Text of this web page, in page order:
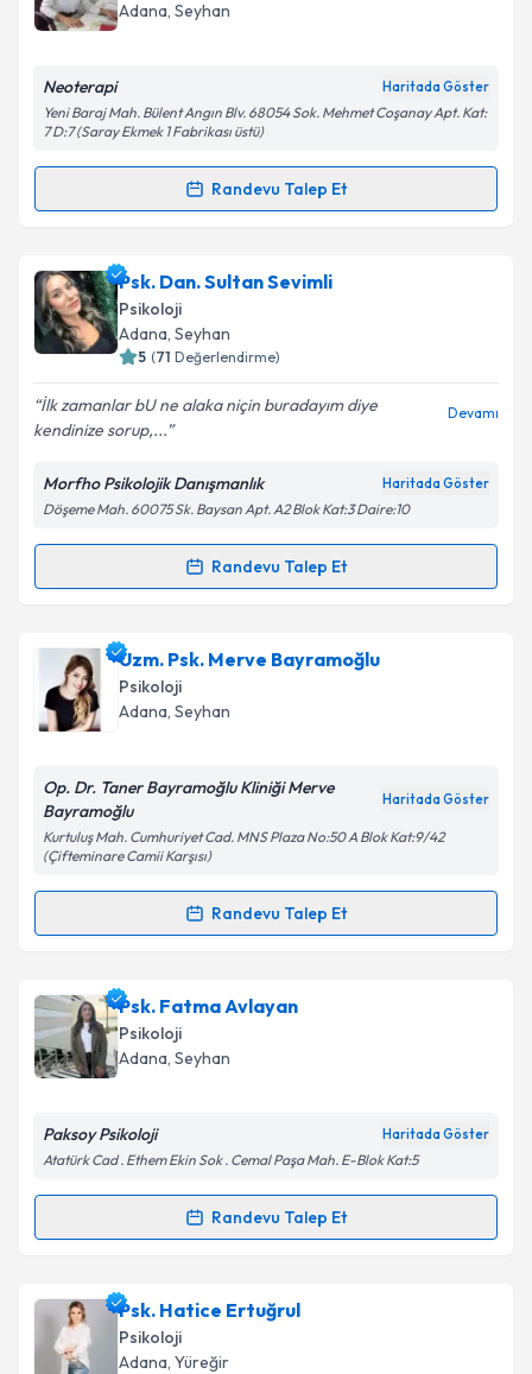
Kişisel verilerimin işlenmesine ilişkinAydınlatma
'ni okudum ve kişisel verilerimin belirtilen
kapsamda işlenmesini kabul ediyorum.
Takvim Talebini Gönder
Adana, Seyhan
Neoterapi Haritada Göster
Yeni Baraj Mah. Bülent Angın Blv. 68054 Sok. Mehmet Coşanay Apt. Kat:
7 D:7 (Saray Ekmek 1 Fabrikası üstü)
Randevu Talep Et
Randevu Takvimi Talebi
Uzm. Psk. Yasemin Kutlu Varan
talebi oluşturun. Size bu uzmandan randevu almanız
için bir takvim hazırlandığında e-posta ile
bilgilendireceğiz.
E-posta Adresiniz
Kişisel verilerimin işlenmesine ilişkinAydınlatma
Metni'ni okudum ve kişisel verilerimin belirtilen
kapsamda işlenmesini kabul ediyorum.
Psk. Dan. Sultan Sevimli
Psikoloji
Adana, Seyhan
5 (71 Değerlendirme)
İlk zamanlar bU ne alaka niçin buradayım diye
kendinize sorup,...
Devamı
Morfho Psikolojik Danışmanlık Haritada Göster
Döşeme Mah. 60075 Sk. Baysan Apt. A2 Blok Kat:3 Daire:10
Randevu Talep Et
Randevu Takvimi Talebi
Psk. Dan. Sultan Sevimliiçin randevu takvimi talebi
oluşturun. Size bu uzmandan randevu almanız için bir
takvim hazırlandığında e-posta ile bilgilendireceğiz.
Kişisel verilerimin işlenmesine ilişkin
Metni'ni okudum ve kişisel verilerimin belirtilen
kapsamda işlenmesini kabul ediyorum.
Uzm. Psk. Merve Bayramoğlu
Psikoloji
Adana, Seyhan
Op. Dr. Taner Bayramoğlu Kliniği Merve
Bayramoğlu
Haritada Göster
Kurtuluş Mah. Cumhuriyet Cad. MNS Plaza No:50 A Blok Kat:9/42
(Çifteminare Camii Karşısı)
Randevu Talep Et
Randevu Takvimi Talebi
Uzm. Psk. Merve Bayramoğlu
talebi oluşturun. Size bu uzmandan randevu almanız
için bir takvim hazırlandığında e-posta ile
bilgilendireceğiz.
Kişisel verilerimin işlenmesine ilişkinAydınlatma
kapsamda işlenmesini kabul ediyorum.
Takvim Talebini Gönder
Psk. Fatma Avlayan
Psikoloji
Adana, Seyhan
Paksoy Psikoloji Haritada Göster
Atatürk Cad . Ethem Ekin Sok . Cemal Paşa Mah. E-Blok Kat:5
Randevu Talep Et
Randevu Takvimi Talebi
Psk. Fatma Avlayaniçin randevu takvimi talebi
oluşturun. Size bu uzmandan randevu almanız için bir
takvim hazırlandığında e-posta ile bilgilendireceğiz.
Psk. Hatice Ertuğrul
Psikoloji
Adana, Yüreğir